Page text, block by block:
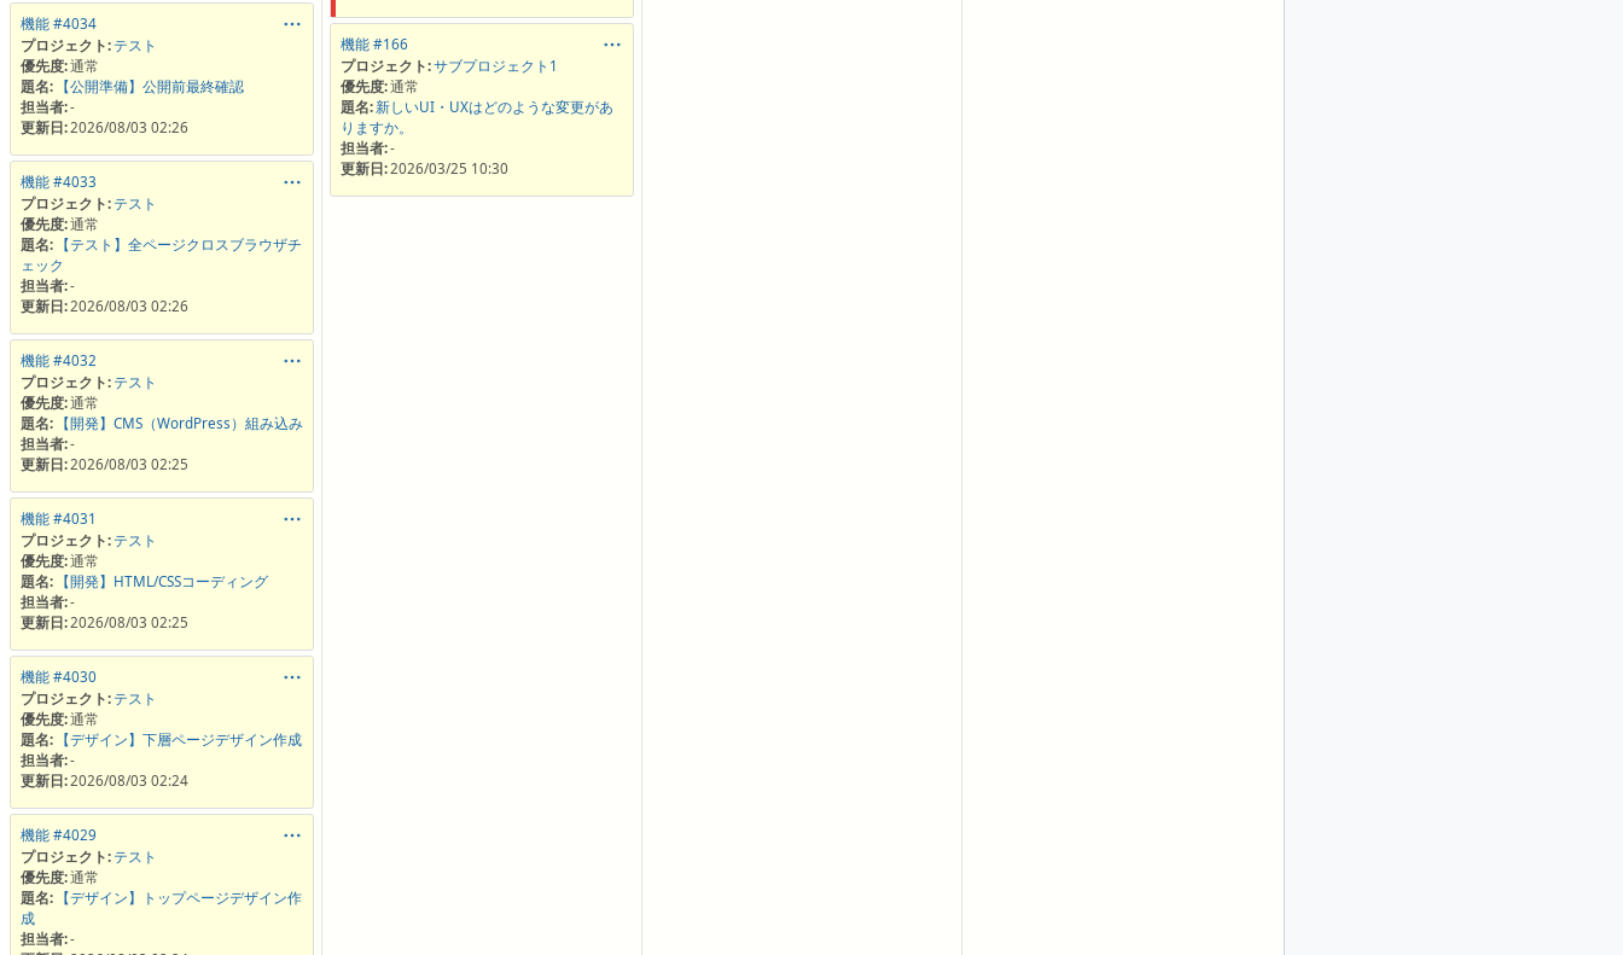
機能 #4034
プロジェクト:テスト
優先度:通常
題名: 【公開準備】公開前最終確認
担当者:-
更新日:2026/08/03 02:26
機能 #4033
プロジェクト:テスト
優先度:通常
題名: 【テスト】全ページクロスブラウザチ
ェック
担当者:-
更新日:2026/08/03 02:26
機能 #4032
プロジェクト:テスト
優先度:通常
題名: 【開発】CMS（WordPress）組み込み
担当者:-
更新日:2026/08/03 02:25
機能 #4031
プロジェクト:テスト
優先度:通常
題名: 【開発】HTML/CSSコーディング
担当者:-
更新日:2026/08/03 02:25
機能 #4030
プロジェクト:テスト
優先度:通常
題名: 【デザイン】下層ページデザイン作成
担当者:-
更新日:2026/08/03 02:24
機能 #4029
プロジェクト:テスト
優先度:通常
題名: 【デザイン】トップページデザイン作
成
担当者:-
機能 #166
プロジェクト:サブプロジェクト1
優先度:通常
題名:新しいUI・UXはどのような変更があ
りますか。
担当者:-
更新日:2026/03/25 10:30